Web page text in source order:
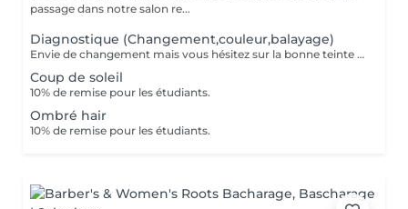
passage dans notre salon re...
Diagnostique (Changement,couleur,balayage)
Envie de changement mais vous hésitez sur la bonne teinte ou la bonne technique ? Le diagnostic couleur est là pour ça Lors de ce rendez-vous, nous prenons le temps d'analyser : Votre base naturelle L'état et l'historique de vos cheveux Vos envies (luminosité, reflets, intensité, entretien, etc.) Ensemble, nous définissons la technique la plus adaptée : balayage, patine, coloration complète ou transformation plus audacieuse. Le montant du diagnostic est entièrement déduit le jour de la prestation, si vous décidez de réaliser votre changement avec nous. Parce qu'un résultat sublime commence toujours par un diagnostic sur mesure.
Coup de soleil
10% de remise pour les étudiants.
Ombré hair
10% de remise pour les étudiants.